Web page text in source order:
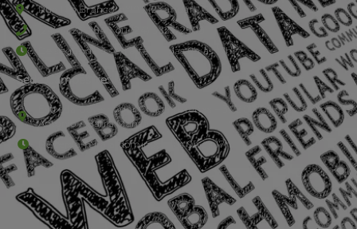
Rua Rio Branco, nº107 (2º andar), Centro - Cep: 27.330-030
(24) 3323-2848 ou (24) 3323-2500
De segunda à sexta-feira , das 9h às 17h.
Sede Campestre:
Estrada Governador Chagas Freitas – 3.780 – Colônia Santo
Antônio – Barra Mansa
De terça-feira a domingo, das 9h às 17h